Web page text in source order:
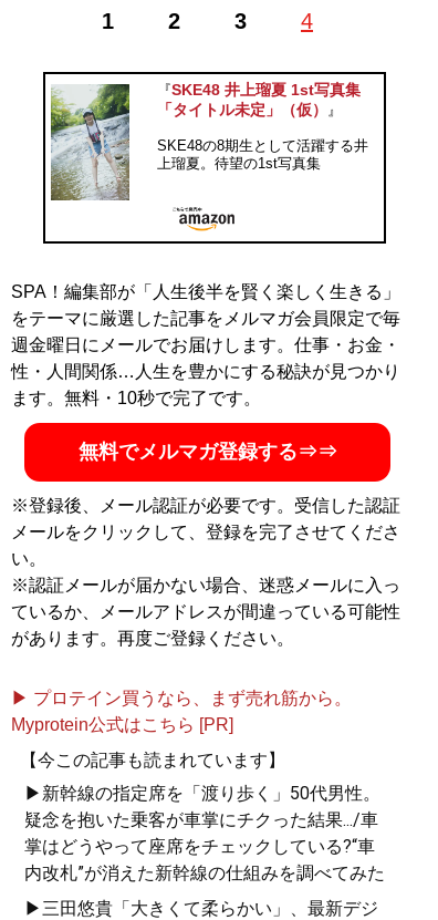
1 2 3 4
『SKE48 井上瑠夏 1st写真集
「タイトル未定」（仮）
』
SKE48の8期生として活躍する井
上瑠夏。待望の1st写真集
SPA！編集部が「人生後半を賢く楽しく生きる」
をテーマに厳選した記事をメルマガ会員限定で毎
週金曜日にメールでお届けします。仕事・お金・
性・人間関係…人生を豊かにする秘訣が見つかり
ます。無料・10秒で完了です。
無料でメルマガ登録する⇒⇒
※登録後、メール認証が必要です。受信した認証
メールをクリックして、登録を完了させてくださ
い。
※認証メールが届かない場合、迷惑メールに入っ
ているか、メールアドレスが間違っている可能性
があります。再度ご登録ください。
▶ プロテイン買うなら、まず売れ筋から。
Myprotein公式はこちら [PR]
【今この記事も読まれています】
▶新幹線の指定席を「渡り歩く」50代男性。
疑念を抱いた乗客が車掌にチクった結果.../車
掌はどうやって座席をチェックしている?“車
内改札”が消えた新幹線の仕組みを調べてみた
▶三田悠貴「大きくて柔らかい」、最新デジ